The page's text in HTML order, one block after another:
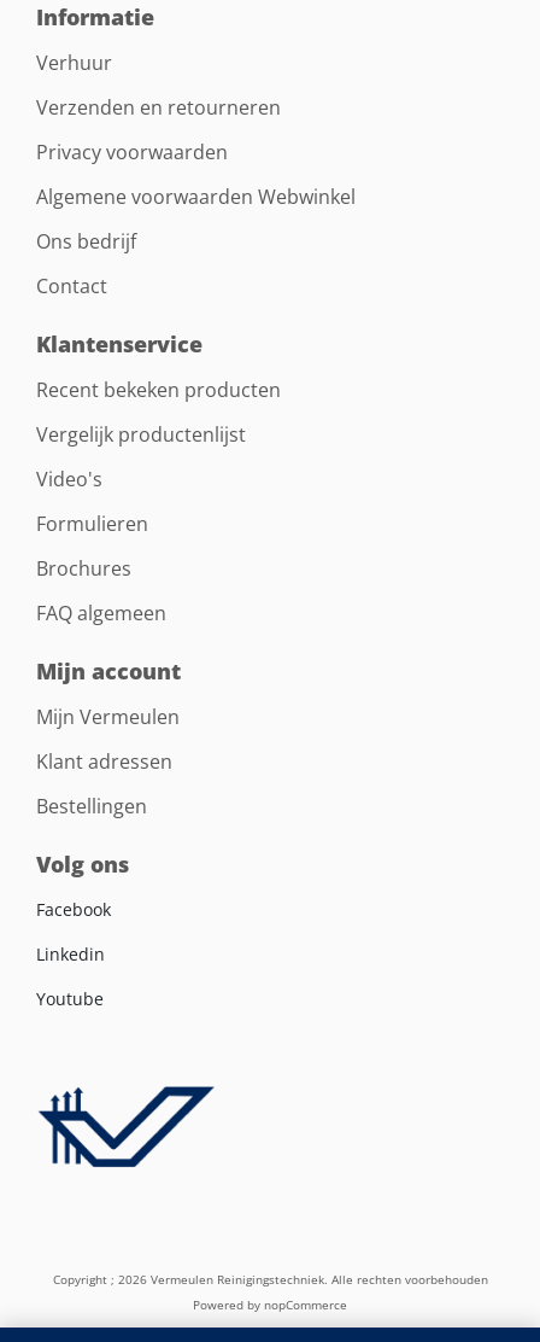
Informatie
Verhuur
Verzenden en retourneren
Privacy voorwaarden
Algemene voorwaarden Webwinkel
Ons bedrijf
Contact
Klantenservice
Recent bekeken producten
Vergelijk productenlijst
Video's
Formulieren
Brochures
FAQ algemeen
Mijn account
Mijn Vermeulen
Klant adressen
Bestellingen
Volg ons
Facebook
Linkedin
Youtube
Copyright ; 2026 Vermeulen Reinigingstechniek. Alle rechten voorbehouden
Powered by nopCommerce